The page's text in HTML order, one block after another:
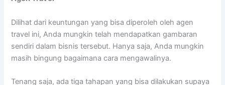
Dilihat dari keuntungan yang bisa diperoleh oleh agen
travel ini, Anda mungkin telah mendapatkan gambaran
sendiri dalam bisnis tersebut. Hanya saja, Anda mungkin
masih bingung bagaimana cara mengawalinya.
Tenang saja, ada tiga tahapan yang bisa dilakukan supaya